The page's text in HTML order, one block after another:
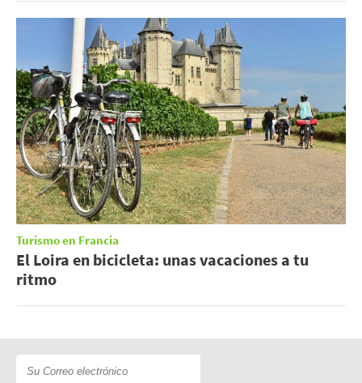
Turismo en Francia
El Loira en bicicleta: unas vacaciones a tu
ritmo